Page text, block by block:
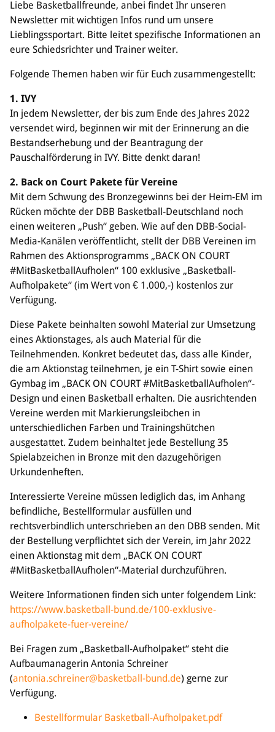
Sponsoren & Partner
Sportorganisation
Philosophie
Spielbetrieb
BVSA-Events
Hallenübersicht
Digitaler Spielberichtsbogen
Regelwerk
Leistungssport
Ausrichtung
Auswahlen
Mitteldeutsche Liga (MDL)
Jugend & Schulsport
Allgemeines
Projekte
Bildung
Trainerwesen
Bildungsnetzwerk
Schiedsrichterwesen
Bildungsangebote im BVSA
Externe Bildungsangebote
Stellenangebote
Downloads
Turnier- & Campbörse
Kontakt
Vereinsfanshops
Liebe Basketballfreunde, anbei findet Ihr unseren
Newsletter mit wichtigen Infos rund um unsere
Lieblingssportart. Bitte leitet spezifische Informationen an
eure Schiedsrichter und Trainer weiter.
Folgende Themen haben wir für Euch zusammengestellt:
1. IVY
In jedem Newsletter, der bis zum Ende des Jahres 2022
versendet wird, beginnen wir mit der Erinnerung an die
Bestandserhebung und der Beantragung der
Pauschalförderung in IVY. Bitte denkt daran!
2. Back on Court Pakete für Vereine
Mit dem Schwung des Bronzegewinns bei der Heim-EM im
Rücken möchte der DBB Basketball-Deutschland noch
einen weiteren „Push“ geben. Wie auf den DBB-Social-
Media-Kanälen veröffentlicht, stellt der DBB Vereinen im
Rahmen des Aktionsprogramms „BACK ON COURT
#MitBasketballAufholen“ 100 exklusive „Basketball-
Aufholpakete“ (im Wert von € 1.000,-) kostenlos zur
Verfügung.
Diese Pakete beinhalten sowohl Material zur Umsetzung
eines Aktionstages, als auch Material für die
Teilnehmenden. Konkret bedeutet das, dass alle Kinder,
die am Aktionstag teilnehmen, je ein T-Shirt sowie einen
Gymbag im „BACK ON COURT #MitBasketballAufholen“-
Design und einen Basketball erhalten. Die ausrichtenden
Vereine werden mit Markierungsleibchen in
unterschiedlichen Farben und Trainingshütchen
ausgestattet. Zudem beinhaltet jede Bestellung 35
Spielabzeichen in Bronze mit den dazugehörigen
Urkundenheften.
Interessierte Vereine müssen lediglich das, im Anhang
befindliche, Bestellformular ausfüllen und
rechtsverbindlich unterschrieben an den DBB senden. Mit
der Bestellung verpflichtet sich der Verein, im Jahr 2022
einen Aktionstag mit dem „BACK ON COURT
#MitBasketballAufholen“-Material durchzuführen.
Weitere Informationen finden sich unter folgendem Link:
https://www.basketball-bund.de/100-exklusive-
aufholpakete-fuer-vereine/
Bei Fragen zum „Basketball-Aufholpaket“ steht die
Aufbaumanagerin Antonia Schreiner
(antonia.schreiner@basketball-bund.de) gerne zur
Verfügung.
Bestellformular Basketball-Aufholpaket.pdf